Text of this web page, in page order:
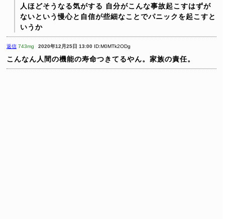
人ほどそうなる気がする 自分がこんな事故起こすはずが
ないという慢心と自信が些細なことでパニックを起こすと
いうか
返信 743mg 2020年12月25日 13:00 ID:M0MTk2ODg
こんなん人間の機能の寿命つきてるやん。家族の責任。